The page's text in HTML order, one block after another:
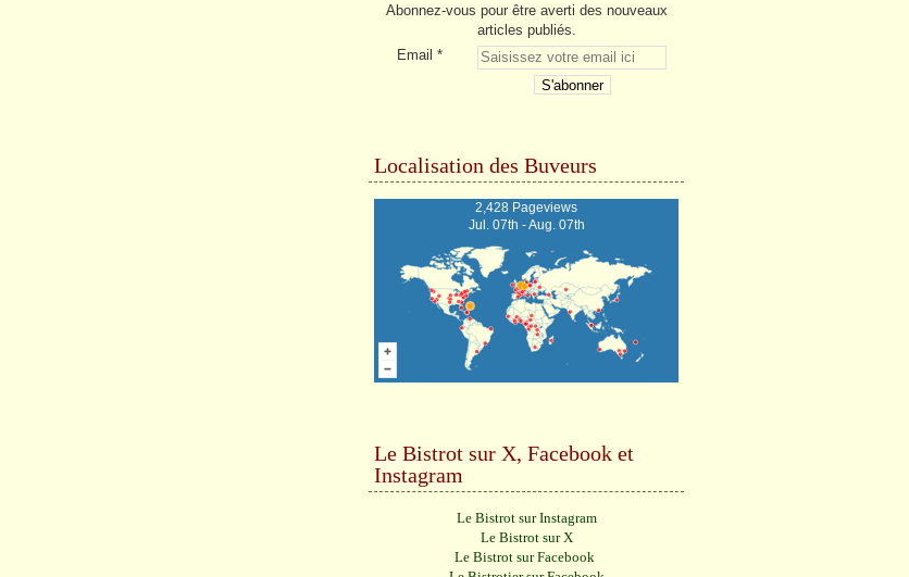
Abonnez-vous pour être averti des nouveaux
articles publiés.
Email
Localisation des Buveurs
2,428 Pageviews
Jul. 07th - Aug. 07th
Le Bistrot sur X, Facebook et
Instagram
Le Bistrot sur Instagram
Le Bistrot sur X
Le Bistrot sur Facebook